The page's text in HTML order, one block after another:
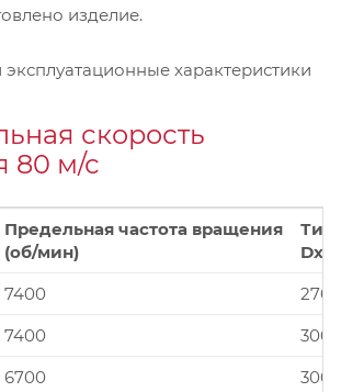
изделие.
характеристики
скорость
80 м/с
Предельная частота вращения
(об/мин)
7400
7400
6700